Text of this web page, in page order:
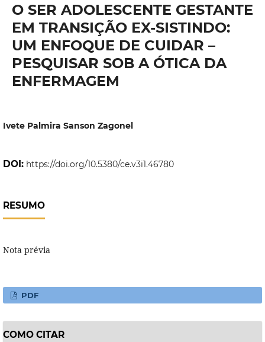
O SER ADOLESCENTE GESTANTE
EM TRANSIÇÃO EX-SISTINDO:
UM ENFOQUE DE CUIDAR –
PESQUISAR SOB A ÓTICA DA
ENFERMAGEM
Ivete Palmira Sanson Zagonel
DOI: https://doi.org/10.5380/ce.v3i1.46780
RESUMO
Nota prévia
PDF
COMO CITAR